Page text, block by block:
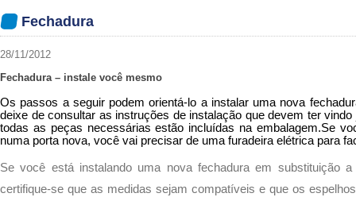
Fechadura
28/11/2012
Fechadura – instale você mesmo
Os passos a seguir podem orientá-lo a instalar uma nova
deixe de consultar as instruções de instalação que devem ter
todas as peças necessárias estão incluídas na embalagem.Se
numa porta nova, você vai precisar de uma furadeira elétrica para
Se você está instalando uma nova fechadura em substituição a
certifique-se que as medidas sejam compatíveis e que os